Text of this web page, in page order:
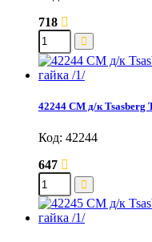
718
42244 СМ д/к Tsasberg
Код: 42244
647